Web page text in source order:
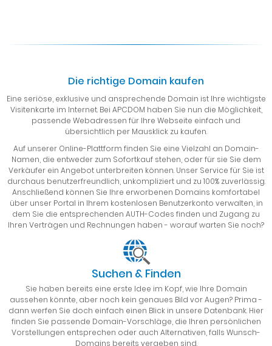
Die richtige Domain kaufen
Eine seriöse, exklusive und ansprechende Domain ist Ihre wichtigste
Visitenkarte im Internet. Bei APCDOM haben Sie nun die Möglichkeit,
passende Webadressen für Ihre Webseite einfach und
übersichtlich per Mausklick zu kaufen.
Auf unserer Online-Plattform finden Sie eine Vielzahl an Domain-
Namen, die entweder zum Sofortkauf stehen, oder für sie Sie dem
Verkäufer ein Angebot unterbreiten können. Unser Service für Sie ist
durchaus benutzerfreundlich, unkompliziert und zu 100% zuverlässig.
Anschließend können Sie Ihre erworbenen Domains komfortabel
über unser Portal in Ihrem kostenlosen Benutzerkonto verwalten, in
dem Sie die entsprechenden AUTH-Codes finden und Zugang zu
Ihren Verträgen und Rechnungen haben - worauf warten Sie noch?
Suchen & Finden
Sie haben bereits eine erste Idee im Kopf, wie Ihre Domain
aussehen könnte, aber noch kein genaues Bild vor Augen? Prima -
dann werfen Sie doch einfach einen Blick in unsere Datenbank. Hier
finden Sie passende Domain-Vorschläge, die Ihren persönlichen
Vorstellungen entsprechen oder auch Alternativen, falls Wunsch-
Domains bereits vergeben sind.